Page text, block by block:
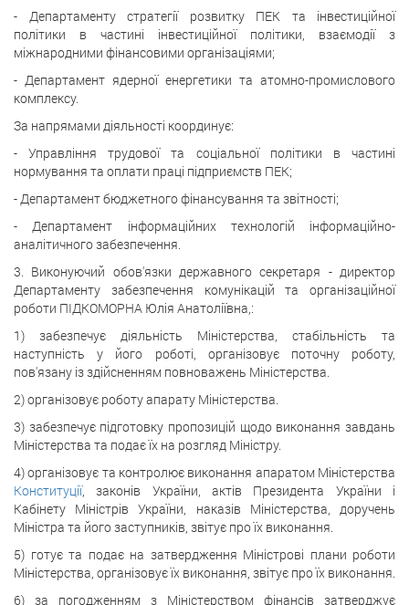
- Департаменту стратегії розвитку ПЕК та інвестиційної
політики в частині інвестиційної політики, взаємодії з
міжнародними фінансовими організаціями;
- Департамент ядерної енергетики та атомно-промислового
комплексу.
За напрямами діяльності координує:
- Управління трудової та соціальної політики в частині
нормування та оплати праці підприємств ПЕК;
- Департамент бюджетного фінансування та звітності;
- Департамент інформаційних технологій інформаційно-
аналітичного забезпечення.
3. Виконуючий обов'язки державного секретаря - директор
Департаменту забезпечення комунікацій та організаційної
роботи ПІДКОМОРНА Юлія Анатоліївна,:
1) забезпечує діяльність Міністерства, стабільність та
наступність у його роботі, організовує поточну роботу,
пов'язану із здійсненням повноважень Міністерства.
2) організовує роботу апарату Міністерства.
3) забезпечує підготовку пропозицій щодо виконання завдань
Міністерства та подає їх на розгляд Міністру.
4) організовує та контролює виконання апаратом Міністерства
Конституції, законів України, актів Президента України і
Кабінету Міністрів України, наказів Міністерства, доручень
Міністра та його заступників, звітує про їх виконання.
5) готує та подає на затвердження Міністрові плани роботи
Міністерства, організовує їх виконання, звітує про їх виконання.
6) за погодженням з Міністерством фінансів затверджує